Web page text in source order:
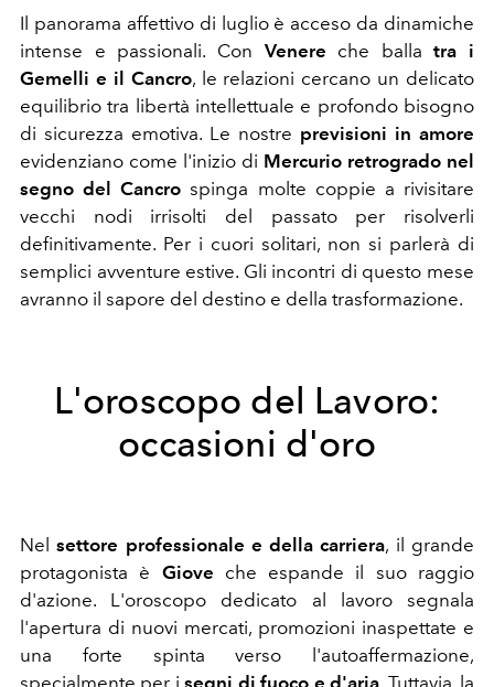
Il panorama affettivo di luglio è acceso da dinamiche
intense e passionali. Con Venere che balla tra i
Gemelli e il Cancro, le relazioni cercano un delicato
equilibrio tra libertà intellettuale e profondo bisogno
di sicurezza emotiva. Le nostre previsioni in amore
evidenziano come l'inizio di Mercurio retrogrado nel
segno del Cancrospinga molte coppie a rivisitare
vecchi nodi irrisolti del passato per risolverli
definitivamente. Per i cuori solitari, non si parlerà di
semplici avventure estive. Gli incontri di questo mese
avranno il sapore del destino e della trasformazione.
L'oroscopo del Lavoro:
occasioni d'oro
Nelsettore professionale e della carriera, il grande
protagonista è Giove che espande il suo raggio
d'azione. L'oroscopo dedicato al lavoro segnala
l'apertura di nuovi mercati, promozioni inaspettate e
una forte spinta verso l'autoaffermazione,
specialmente per isegni di fuoco e d'aria. Tuttavia, la